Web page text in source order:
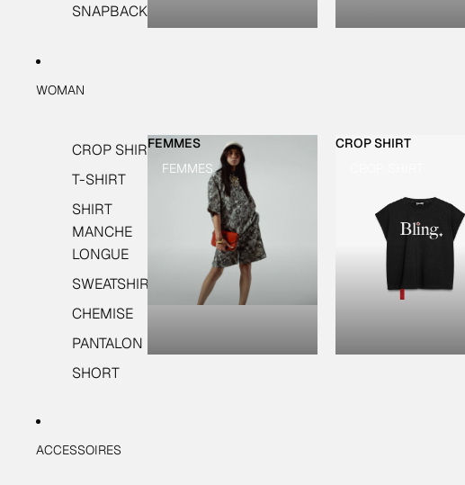
SNAPBACK
WOMAN
CROP SHIRT
T-SHIRT
SHIRT
MANCHE
LONGUE
SWEATSHIRT
CHEMISE
PANTALON
SHORT
FEMMES
FEMMES
CROP SHIRT
ACCESSOIRES